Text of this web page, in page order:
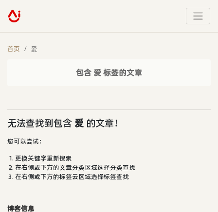
首页 爱
包含 爱 标签的文章
无法查找到包含爱 的文章！
您可以尝试：
更换关键字重新搜索
在右侧或下方的文章分类区域选择分类查找
在右侧或下方的标签云区域选择标签查找
博客信息